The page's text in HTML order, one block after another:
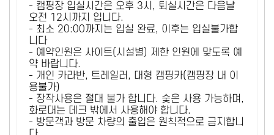
- 캠핑장 입실시간은 오후 3시, 퇴실시간은 다음날
오전 12시까지 입니다.
- 최소 20:00까지는 입실 완료, 이후는 입실불가합
니다
- 예약인원은 사이트(시설별) 제한 인원에 맞도록 예
약 바랍니다.
- 개인 카라반, 트레일러, 대형 캠핑카(캠핑장 내 이
용불가)
- 장작사용은 절대 불가 합니다. 숯은 사용 가능하며,
화로대는 데크 밖에서 사용해야 합니다.
- 방문객과 방문 차량의 출입은 원칙적으로 금지합니